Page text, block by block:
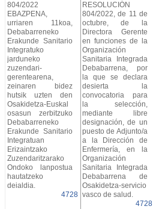
804/2022
EBAZPENA,
urriaren 11koa,
Debabarreneko
Erakunde Sanitario
Integratuko
jarduneko
zuzendari-
gerentearena,
zeinaren bidez
hutsik uzten den
Osakidetza-Euskal
osasun zerbitzuko
Debabarreneko
Erakunde Sanitario
Integratuan
Erizaintzako
Zuzendaritzarako
Ondoko lanpostua
hautatzeko
deialdia.
4728
RESOLUCIÓN
804/2022, de 11 de
octubre, de la
Directora Gerente
en funciones de la
Organización
Sanitaria Integrada
Debabarrena, por
la que se declara
desierta la
convocatoria para
la selección,
mediante libre
designación, de un
puesto de Adjunto/a
a la Dirección de
Enfermería, en la
Organización
Sanitaria Integrada
Debabarrena de
Osakidetza-servicio
vasco de salud.
4728